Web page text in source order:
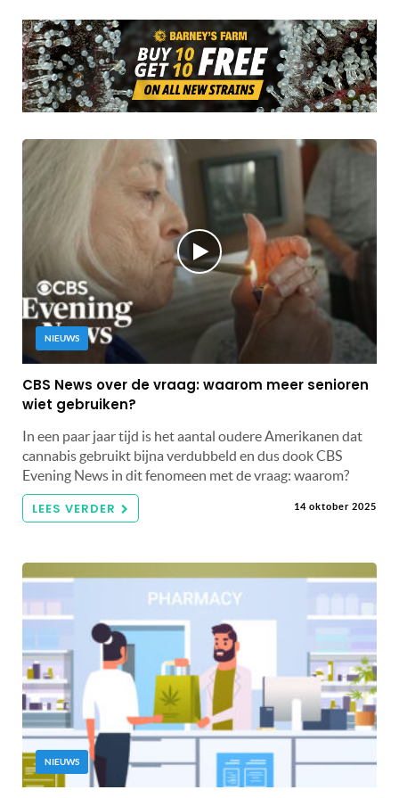
NIEUWS
CBS News over de vraag: waarom meer senioren
wiet gebruiken?
In een paar jaar tijd is het aantal oudere Amerikanen dat
cannabis gebruikt bijna verdubbeld en dus dook CBS
Evening News in dit fenomeen met de vraag: waarom?
LEES VERDER 14 oktober 2025
NIEUWS